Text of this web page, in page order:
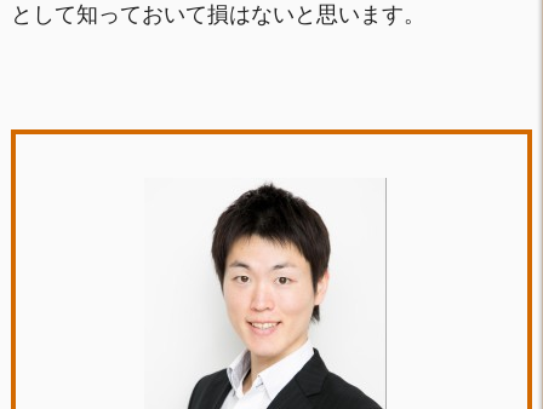
として知っておいて損はないと思います。